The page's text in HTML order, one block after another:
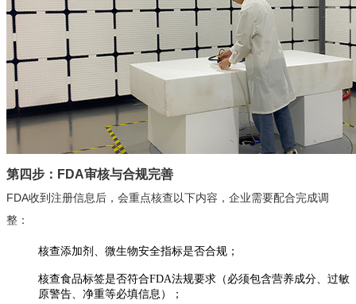
第四步：FDA审核与合规完善
FDA收到注册信息后，会重点核查以下内容，企业需要配合完成调
整：
核查添加剂、微生物安全指标是否合规；
核查食品标签是否符合FDA法规要求（必须包含营养成分、过敏
原警告、净重等必填信息）；